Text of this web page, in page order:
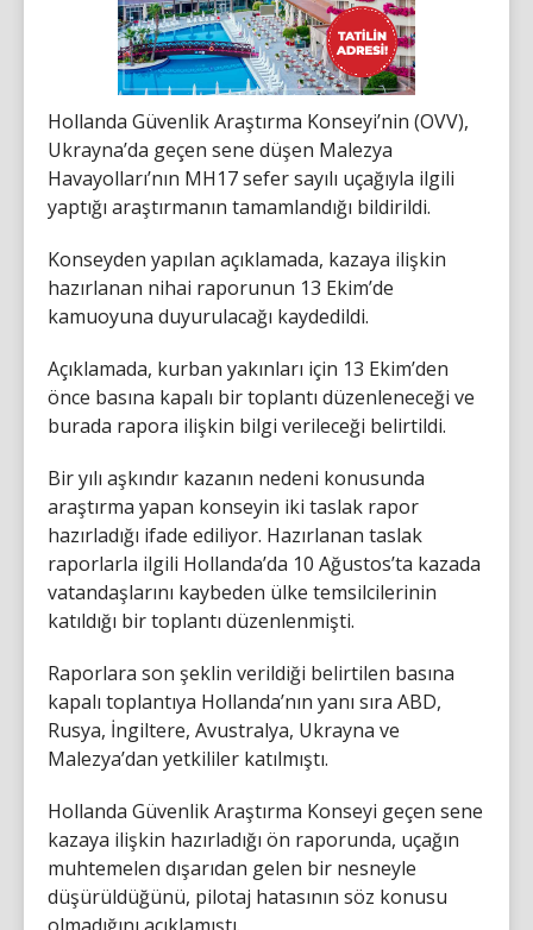
Hollanda Güvenlik Araştırma Konseyi’nin (OVV),
Ukrayna’da geçen sene düşen Malezya
Havayolları’nın MH17 sefer sayılı uçağıyla ilgili
yaptığı araştırmanın tamamlandığı bildirildi.
Konseyden yapılan açıklamada, kazaya ilişkin
hazırlanan nihai raporunun 13 Ekim’de
kamuoyuna duyurulacağı kaydedildi.
Açıklamada, kurban yakınları için 13 Ekim’den
önce basına kapalı bir toplantı düzenleneceği ve
burada rapora ilişkin bilgi verileceği belirtildi.
Bir yılı aşkındır kazanın nedeni konusunda
araştırma yapan konseyin iki taslak rapor
hazırladığı ifade ediliyor. Hazırlanan taslak
raporlarla ilgili Hollanda’da 10 Ağustos’ta kazada
vatandaşlarını kaybeden ülke temsilcilerinin
katıldığı bir toplantı düzenlenmişti.
Raporlara son şeklin verildiği belirtilen basına
kapalı toplantıya Hollanda’nın yanı sıra ABD,
Rusya, İngiltere, Avustralya, Ukrayna ve
Malezya’dan yetkililer katılmıştı.
Hollanda Güvenlik Araştırma Konseyi geçen sene
kazaya ilişkin hazırladığı ön raporunda, uçağın
muhtemelen dışarıdan gelen bir nesneyle
düşürüldüğünü, pilotaj hatasının söz konusu
olmadığını açıklamıştı.